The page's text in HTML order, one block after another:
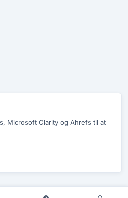
Microsoft Clarity og Ahrefs til at